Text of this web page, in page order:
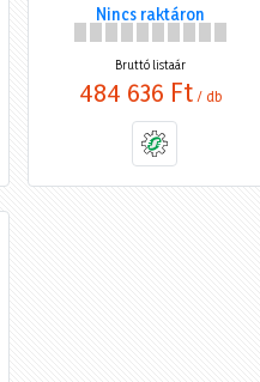
Nincs raktáron
Bruttó listaár
484 636 Ft / db